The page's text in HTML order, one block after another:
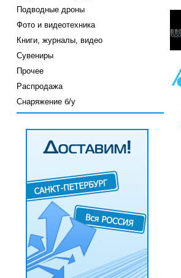
Подводные дроны
Фото и видеотехника
Книги, журналы, видео
Сувениры
Прочее
Распродажа
Снаряжение б/у